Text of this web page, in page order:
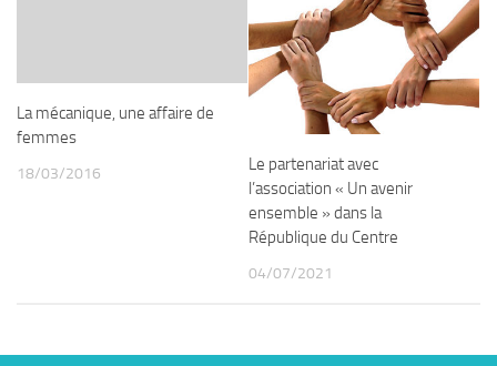
La mécanique, une affaire de
femmes
18/03/2016
Le partenariat avec
l’association « Un avenir
ensemble » dans la
République du Centre
04/07/2021